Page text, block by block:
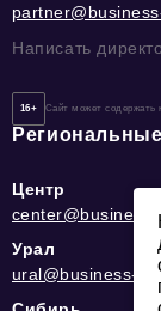
Написать
16+ Сайт может содержать
Центр
Урал
ural@business-